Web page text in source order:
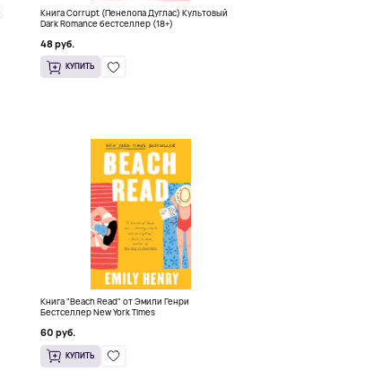
Книга Corrupt (Пенелопа Дуглас) Культовый
Dark Romance бестселлер (18+)
48 руб.
КУПИТЬ
Книга "Beach Read" от Эмили Генри
Бестселлер New York Times
60 руб.
КУПИТЬ